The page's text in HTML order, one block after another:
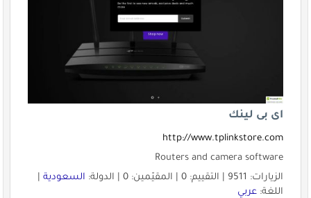
اى بى لينك
http://www.tplinkstore.com
Routers and camera software
الزيارات: 9511 | التقييم: 0 | المقيّمين: 0 | الدولة:
السعودية|
اللغة: عربي